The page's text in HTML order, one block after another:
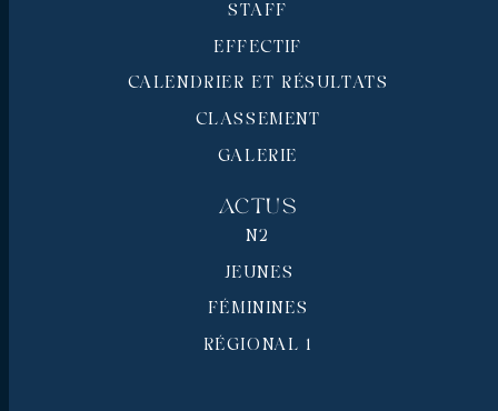
STAFF
EFFECTIF
CALENDRIER ET RÉSULTATS
CLASSEMENT
GALERIE
Actus
N2
JEUNES
FÉMININES
RÉGIONAL 1